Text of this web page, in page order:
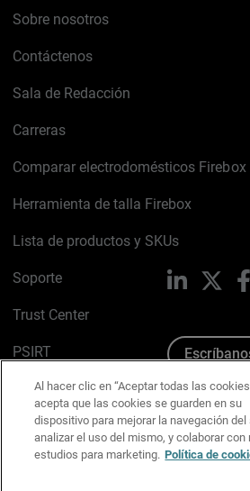
Sobre nosotros
Contáctenos
Sala de Redacción
Carreras
Comparar electrodomésticos Firebox
Herramienta de talla Firebox
Lista de productos y SKUs
Soporte
Trust Center
PSIRT
Política de cookies
Política de privacidad
Kit de medios y marca
LinkedIn
Al hacer clic en “Aceptar todas las
acepta que las cookies se guarden en su
dispositivo para mejorar la navegación del
analizar el uso del mismo, y colaborar con
estudios para marketing. Política de